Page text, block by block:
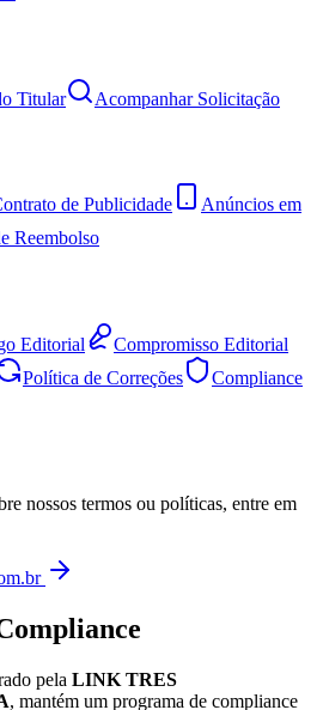
Titular Acompanhar Solicitação
de Publicidade
Anúncios em
Reembolso
Editorial
Compromisso Editorial
Política de Correções
Compliance
nossos termos ou políticas, entre em
pela LINK TRES
, mantém um programa de compliance